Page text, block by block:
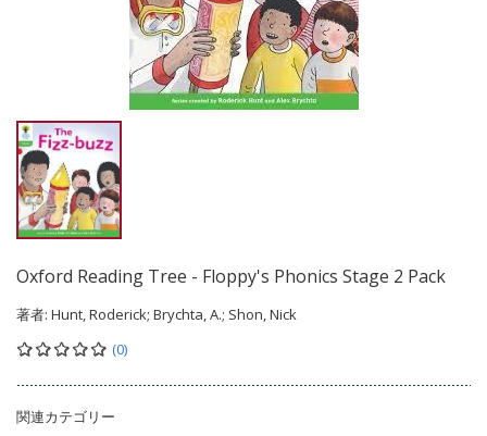
Oxford Reading Tree - Floppy's Phonics Stage 2 Pack
著者: Hunt, Roderick; Brychta, A.; Shon, Nick
(0)
関連カテゴリー